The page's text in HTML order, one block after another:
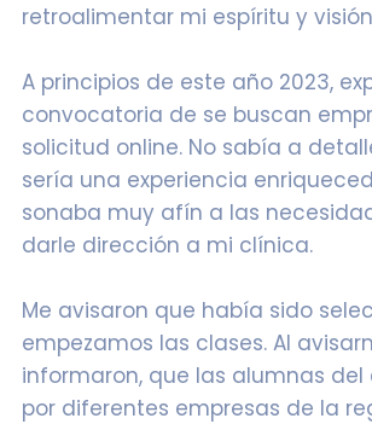
retroalimentar mi espíritu y
A principios de este año 2023,
convocatoria de se buscan
solicitud online. No sabía a
sería una experiencia
sonaba muy afín a las
darle dirección a mi clínica.
Me avisaron que había sido
empezamos las clases. Al
informaron, que las alumnas
por diferentes empresas de la